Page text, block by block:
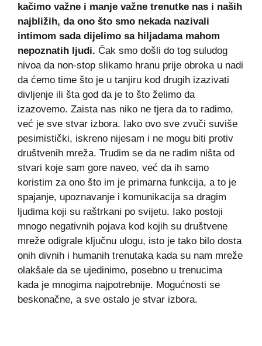
kačimo važne i manje važne trenutke nas i naših
najbližih, da ono što smo nekada nazivali
intimom sada dijelimo sa hiljadama mahom
nepoznatih ljudi. Čak smo došli do tog suludog
nivoa da non-stop slikamo hranu prije obroka u nadi
da ćemo time što je u tanjiru kod drugih izazivati
divljenje ili šta god da je to što želimo da
izazovemo. Zaista nas niko ne tjera da to radimo,
već je sve stvar izbora. Iako ovo sve zvuči suviše
pesimistički, iskreno nijesam i ne mogu biti protiv
društvenih mreža. Trudim se da ne radim ništa od
stvari koje sam gore naveo, već da ih samo
koristim za ono što im je primarna funkcija, a to je
spajanje, upoznavanje i komunikacija sa dragim
ljudima koji su raštrkani po svijetu. Iako postoji
mnogo negativnih pojava kod kojih su društvene
mreže odigrale ključnu ulogu, isto je tako bilo dosta
onih divnih i humanih trenutaka kada su nam mreže
olakšale da se ujedinimo, posebno u trenucima
kada je mnogima najpotrebnije. Mogućnosti se
beskonačne, a sve ostalo je stvar izbora.